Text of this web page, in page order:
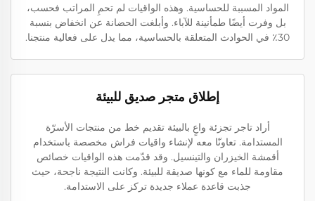
المواد المسببة للحساسية. وهذه الواقيات لم تحمِ المراتب فحسب،
بل وفرت أيضًا طمأنينة للآباء. وأبلغت الحضانة عن انخفاض بنسبة
30٪ في الحوادث المتعلقة بالحساسية، مما يدل على فعالية منتجنا.
إطلاق متجر صديق للبيئة
أراد تاجر تجزئة واعٍ بالبيئة تقديم خط من منتجات الأسرّة
المستدامة. تعاونّا معه لإنشاء واقيات فراش مخصصة باستخدام
أقمشة الخيزران والتينسيل. وقد قدّمت هذه الواقيات خصائص
مقاومة للماء مع كونها صديقة للبيئة. وكانت النتيجة ناجحة، حيث
جذبت قاعدة عملاء جديدة تركز على الاستدامة.